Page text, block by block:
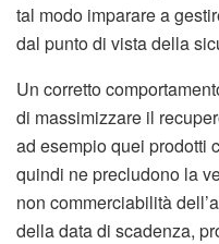
tal modo imparare a
dal punto di vista della
Un corretto
di massimizzare il
ad esempio quei prodotti
quindi ne precludono la
non commerciabilità
della data di scadenza,